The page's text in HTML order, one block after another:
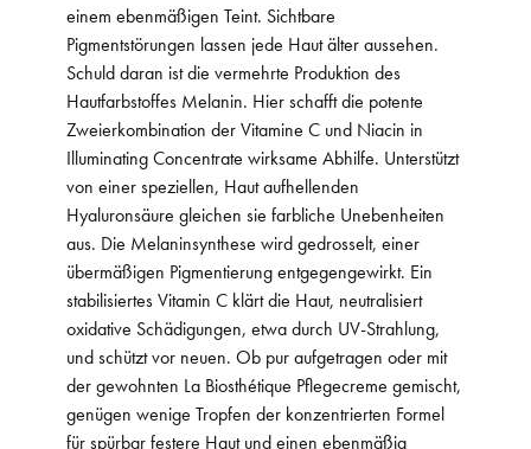
einem ebenmäßigen Teint. Sichtbare
Pigmentstörungen lassen jede Haut älter aussehen.
Schuld daran ist die vermehrte Produktion des
Hautfarbstoffes Melanin. Hier schafft die potente
Zweierkombination der Vitamine C und Niacin in
Illuminating Concentrate wirksame Abhilfe. Unterstützt
von einer speziellen, Haut aufhellenden
Hyaluronsäure gleichen sie farbliche Unebenheiten
aus. Die Melaninsynthese wird gedrosselt, einer
übermäßigen Pigmentierung entgegengewirkt. Ein
stabilisiertes Vitamin C klärt die Haut, neutralisiert
oxidative Schädigungen, etwa durch UV-Strahlung,
und schützt vor neuen. Ob pur aufgetragen oder mit
der gewohnten La Biosthétique Pflegecreme gemischt,
genügen wenige Tropfen der konzentrierten Formel
für spürbar festere Haut und einen ebenmäßig